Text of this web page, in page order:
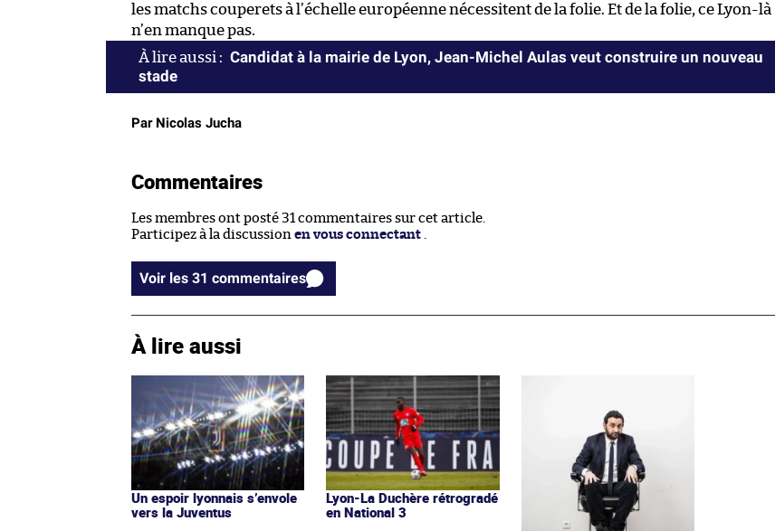
les matchs couperets à l’échelle européenne nécessitent de la folie. Et de la folie, ce Lyon-là
n’en manque pas.
Candidat à la mairie de Lyon, Jean-Michel Aulas veut construire un nouveau
stade
Par Nicolas Jucha
Commentaires
Les membres ont posté 31 commentaires sur cet article.
Participez à la discussion en vous connectant
Voir les 31 commentaires
À lire aussi
Un espoir lyonnais s’envole
vers la Juventus
Lyon-La Duchère rétrogradé
en National 3